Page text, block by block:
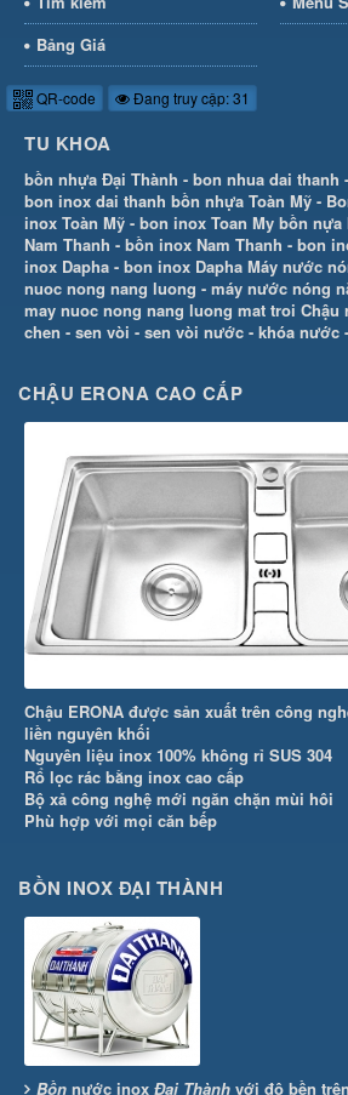
Bảng Giá
QR-code Đang truy cập: 31
TU KHOA
bồn nhựa Đại Thành - bon nhua dai thanh -
bon inox dai thanh bồn nhựa Toàn Mỹ -
inox Toàn Mỹ - bon inox Toan My bồn nựa
Nam Thanh - bồn inox Nam Thanh - bon
inox Dapha - bon inox Dapha Máy nước
nuoc nong nang luong - máy nước nóng
may nuoc nong nang luong mat troi Chậu
chen - sen vòi - sen vòi nước - khóa nước -
CHẬU ERONA CAO CẤP
Chậu ERONA được sản xuất trên công
liền nguyên khối
Nguyên liệu inox 100% không rỉ SUS 304
Rổ lọc rác bằng inox cao cấp
Bộ xả công nghệ mới ngăn chặn mùi hôi
Phù hợp với mọi căn bếp
BỒN INOX ĐẠI THÀNH
Bồn nước inox Đại Thành với độ bền